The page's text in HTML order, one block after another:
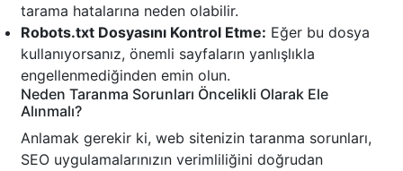
tarama hatalarına neden olabilir.
Robots.txt Dosyasını Kontrol Etme: Eğer bu dosya
kullanıyorsanız, önemli sayfaların yanlışlıkla
engellenmediğinden emin olun.
Neden Taranma Sorunları Öncelikli Olarak Ele
Alınmalı?
Anlamak gerekir ki, web sitenizin taranma sorunları,
SEO uygulamalarınızın verimliliğini doğrudan